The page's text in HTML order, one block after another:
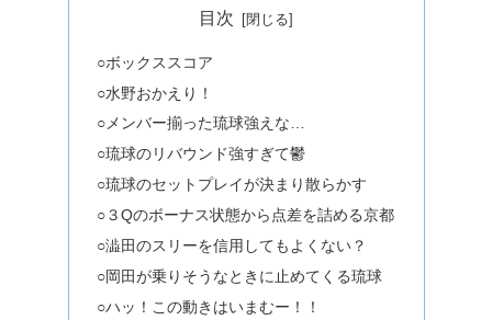
目次
○ボックススコア
○水野おかえり！
○メンバー揃った琉球強えな…
○琉球のリバウンド強すぎて鬱
○琉球のセットプレイが決まり散らかす
○３Qのボーナス状態から点差を詰める京都
○澁田のスリーを信用してもよくない？
○岡田が乗りそうなときに止めてくる琉球
○ハッ！この動きはいまむー！！